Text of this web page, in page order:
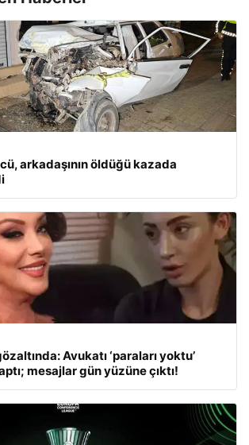
arkadaşının öldüğü kazada
Avukatı ‘paraları yoktu’
mesajlar gün yüzüne çıktı!